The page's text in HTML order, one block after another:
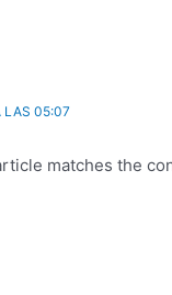
LAS 05:07
matches the